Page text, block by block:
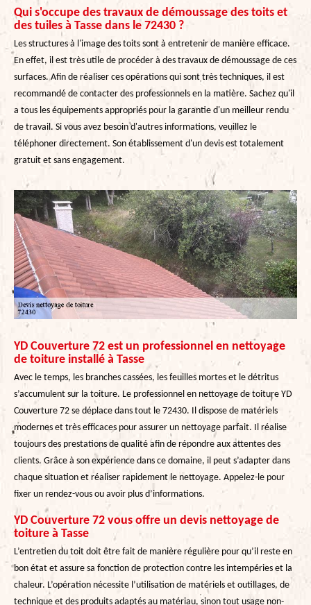
Qui s'occupe des travaux de démoussage des toits et
des tuiles à Tasse dans le 72430 ?
Les structures à l'image des toits sont à entretenir de manière efficace.
En effet, il est très utile de procéder à des travaux de démoussage de ces
surfaces. Afin de réaliser ces opérations qui sont très techniques, il est
recommandé de contacter des professionnels en la matière. Sachez qu'il
a tous les équipements appropriés pour la garantie d'un meilleur rendu
de travail. Si vous avez besoin d'autres informations, veuillez le
téléphoner directement. Son établissement d'un devis est totalement
gratuit et sans engagement.
YD Couverture 72 est un professionnel en nettoyage
de toiture installé à Tasse
Avec le temps, les branches cassées, les feuilles mortes et le détritus
s’accumulent sur la toiture. Le professionnel en nettoyage de toiture YD
Couverture 72 se déplace dans tout le 72430. Il dispose de matériels
modernes et très efficaces pour assurer un nettoyage parfait. Il réalise
toujours des prestations de qualité afin de répondre aux attentes des
clients. Grâce à son expérience dans ce domaine, il peut s’adapter dans
chaque situation et réaliser rapidement le nettoyage. Appelez-le pour
fixer un rendez-vous ou avoir plus d’informations.
YD Couverture 72 vous offre un devis nettoyage de
toiture à Tasse
L’entretien du toit doit être fait de manière régulière pour qu’il reste en
bon état et assure sa fonction de protection contre les intempéries et la
chaleur. L’opération nécessite l’utilisation de matériels et outillages, de
technique et des produits adaptés au matériau, sinon tout usage non-